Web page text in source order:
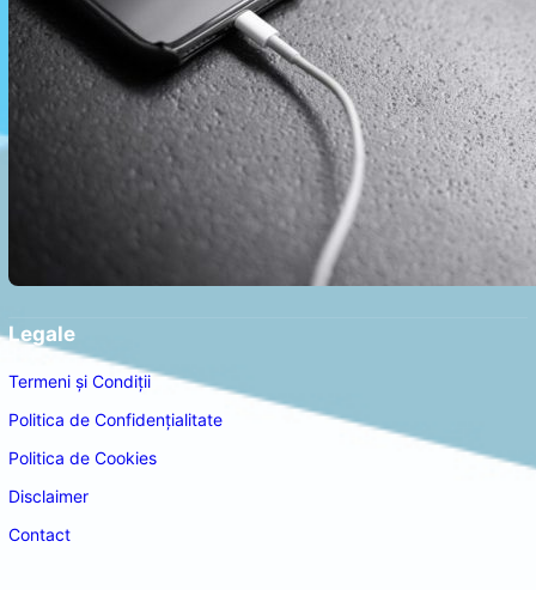
Legale
Termeni și Condiții
Politica de Confidențialitate
Politica de Cookies
Disclaimer
Contact